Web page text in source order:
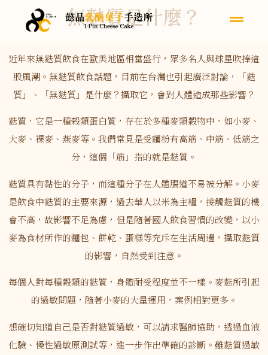
無麩質是什麼？
近年來無麩質飲食在歐美地區相當盛行，眾多名人與球星吹捧這
股風潮。無麩質飲食話題，目前在台灣也引起廣泛討論，「麩
質」、「無麩質」是什麼？攝取它，會對人體造成那些影響？
麩質，它是一種榖類蛋白質，存在於多種麥類穀物中，如小麥、
大麥、裸麥、燕麥等。我們常見是受麵粉有高筋、中筋、低筋之
分，這個「筋」指的就是麩質。
麩質具有黏性的分子，而這種分子在人體腸道不易被分解。小麥
是飲食中麩質的主要來源，過去華人以米為主糧，接觸麩質的機
會不高，故影響不足為慮，但是隨著國人飲食習慣的改變，以小
麥為食材所作的麵包、餅乾、蛋糕等充斥在生活周邊，攝取麩質
的影響，自然受到注意。
每個人對每種穀類的麩質，身體耐受程度並不一樣。麥麩所引起
的過敏問題，隨著小麥的大量運用，案例相對更多。
想確切知道自己是否對麩質過敏，可以請求醫師協助，透過血液
化驗、慢性過敏原測試等，進一步作出準確的診斷。雖麩質過敏